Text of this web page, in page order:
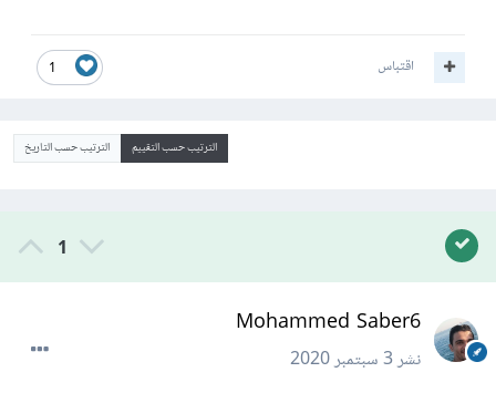
1 اقتباس
الترتيب حسب التقييم الترتيب حسب التاريخ
1
Mohammed Saber6
نشر3 سبتمبر 2020